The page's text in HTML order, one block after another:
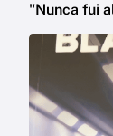
"Nunca fui